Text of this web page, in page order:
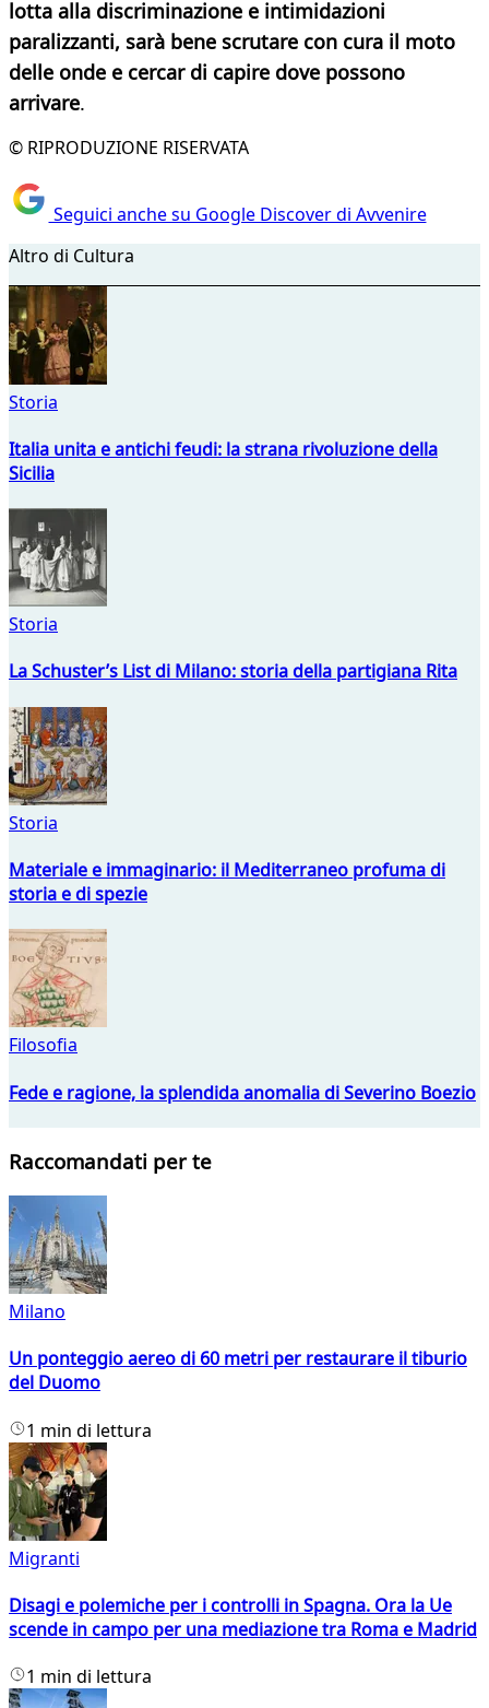
lotta alla discriminazione e intimidazioni
paralizzanti, sarà bene scrutare con cura il moto
delle onde e cercar di capire dove possono
arrivare.
© RIPRODUZIONE RISERVATA
Seguici anche su Google Discover di Avvenire
Altro di Cultura
Storia
Italia unita e antichi feudi: la strana rivoluzione della
Sicilia
Storia
La Schuster’s List di Milano: storia della partigiana Rita
Storia
Materiale e immaginario: il Mediterraneo profuma di
storia e di spezie
Filosofia
Fede e ragione, la splendida anomalia di Severino Boezio
Raccomandati per te
Milano
Un ponteggio aereo di 60 metri per restaurare il tiburio
del Duomo
1 min di lettura
Migranti
Disagi e polemiche per i controlli in Spagna. Ora la Ue
scende in campo per una mediazione tra Roma e Madrid
1 min di lettura